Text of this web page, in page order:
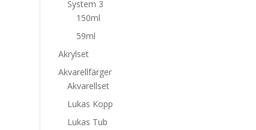
System 3
150ml
59ml
Akrylset
Akvarellfärger
Akvarellset
Lukas Kopp
Lukas Tub